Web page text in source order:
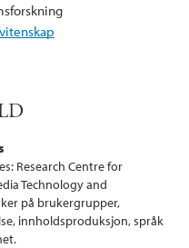
d
Research Centre for
Technology and
på brukergrupper,
innholdsproduksjon, språk